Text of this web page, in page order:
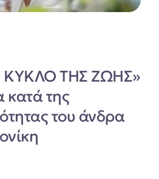
ΚΥΚΛΟ ΤΗΣ ΖΩΗΣ»
κατά της
του άνδρα